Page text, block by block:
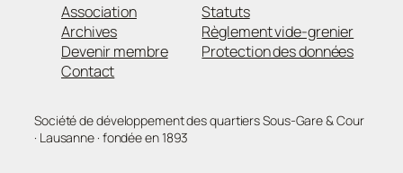
Association
Archives
Devenir membre
Contact
Statuts
Règlement vide-grenier
Protection des données
Société de développement des quartiers Sous-Gare & Cour
· Lausanne · fondée en 1893